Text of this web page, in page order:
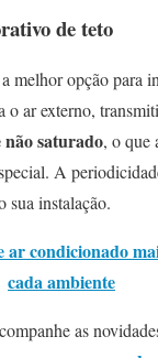
de teto
melhor opção para
o ar externo,
saturado, o que
A
sua instalação.
ar condicionado
cada ambiente
as